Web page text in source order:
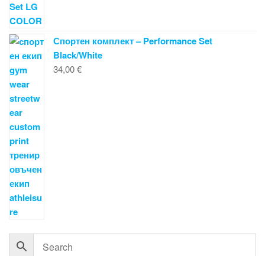
Спортен комплект – Performance Set
Black/White
34,00€